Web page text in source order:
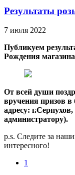
Результаты
7 июля 2022
Публикуем
Рождения
От всей души
вручения призов
адресу:
администратору).
p.s. Следите за
интересного!
1